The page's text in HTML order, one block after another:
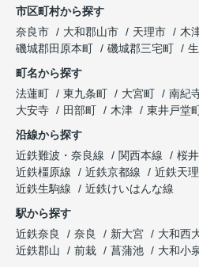
市区町村から探す
奈良市
大和郡山市 天理市 木
磯城郡田原本町
磯城郡三宅町
町名から探す
法蓮町
東九条町 大宮町 南紀
大安寺
田部町 木津
東井戸堂
沿線から探す
近鉄難波・奈良線
関西本線 桜
近鉄橿原線
近鉄京都線 近鉄天
近鉄生駒線
近鉄けいはんな線
駅から探す
近鉄奈良
奈良 新大宮 大和西
近鉄郡山
前栽 菖蒲池 大和小